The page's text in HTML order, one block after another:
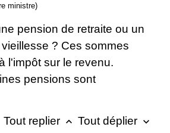
ministre)
pension de retraite ou un
? Ces sommes
l'impôt sur le revenu.
pensions sont
Tout replier keyboard_arrow_up Tout déplier keyboard_arrow_down